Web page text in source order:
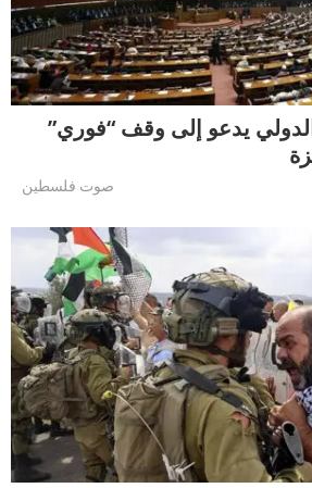
الدولي يدعو إلى وقف “فوري”
صوت فلسطين